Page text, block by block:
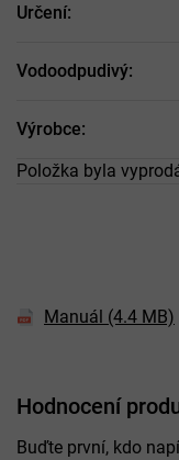
Určení:
Vodoodpudivý:
Výrobce:
Položka byla
Manuál (4.4 MB)
Hodnocení
Buďte první, kdo